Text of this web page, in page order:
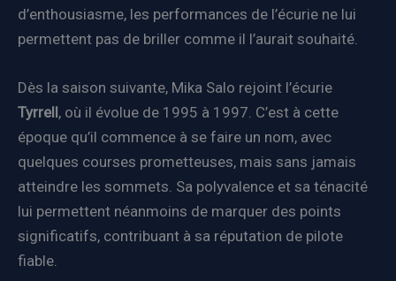
d’enthousiasme, les performances de l’écurie ne lui
permettent pas de briller comme il l’aurait souhaité.
Dès la saison suivante, Mika Salo rejoint l’écurie
Tyrrell, où il évolue de 1995 à 1997. C’est à cette
époque qu’il commence à se faire un nom, avec
quelques courses prometteuses, mais sans jamais
atteindre les sommets. Sa polyvalence et sa ténacité
lui permettent néanmoins de marquer des points
significatifs, contribuant à sa réputation de pilote
fiable.